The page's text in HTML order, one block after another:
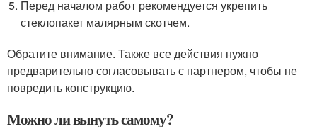
Перед началом работ рекомендуется укрепить
стеклопакет малярным скотчем.
Обратите внимание. Также все действия нужно
предварительно согласовывать с партнером, чтобы не
повредить конструкцию.
Можно ли вынуть самому?